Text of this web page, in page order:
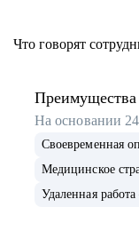
Что говорят
Преимущества
На основании
Своевременная
Медицинское
Удаленная